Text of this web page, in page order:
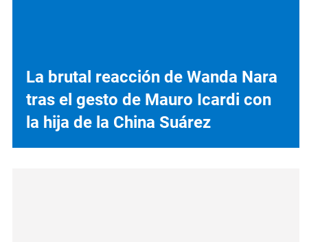
La brutal reacción de Wanda Nara
tras el gesto de Mauro Icardi con
la hija de la China Suárez